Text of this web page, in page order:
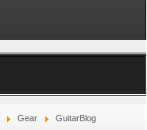
Gear GuitarBlog